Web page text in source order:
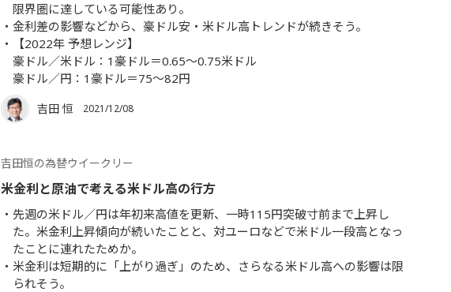
限界圏に達している可能性あり。
金利差の影響などから、豪ドル安・米ドル高トレンドが続きそう。
【2022年 予想レンジ】
豪ドル／米ドル：1豪ドル＝0.65～0.75米ドル
豪ドル／円：1豪ドル＝75～82円
吉田 恒 2021/12/08
吉田恒の為替ウイークリー
米金利と原油で考える米ドル高の行方
先週の米ドル／円は年初来高値を更新、一時115円突破寸前まで上昇し
た。米金利上昇傾向が続いたことと、対ユーロなどで米ドル一段高となっ
たことに連れたためか。
米金利は短期的に「上がり過ぎ」のため、さらなる米ドル高への影響は限
られそう。